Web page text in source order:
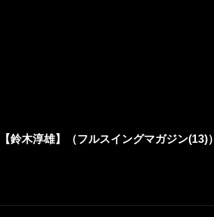
木淳雄】（フルスイングマガジン(13)）